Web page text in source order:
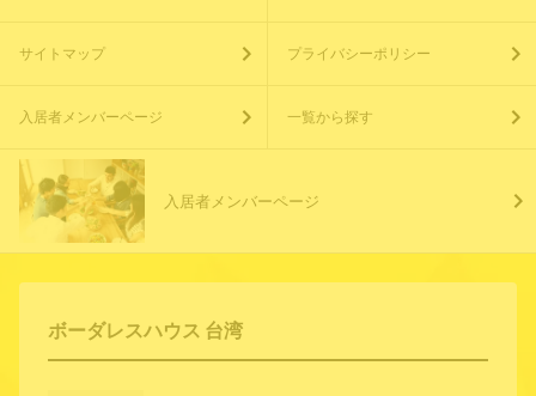
ボーダレスハウス 台湾
サイトマップ プライバシーポリシー
入居者メンバーページ 一覧から探す
入居者メンバーページ